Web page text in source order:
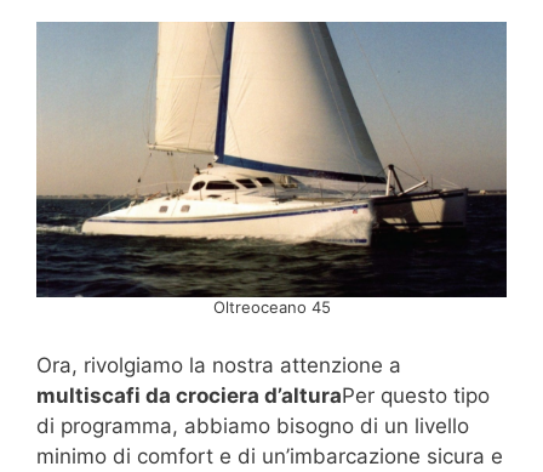
Oltreoceano 45
Ora, rivolgiamo la nostra attenzione a
multiscafi da crociera d’alturaPer questo tipo
di programma, abbiamo bisogno di un livello
minimo di comfort e di un’imbarcazione sicura e